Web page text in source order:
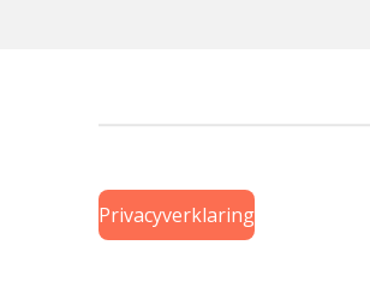
Privacyverklaring